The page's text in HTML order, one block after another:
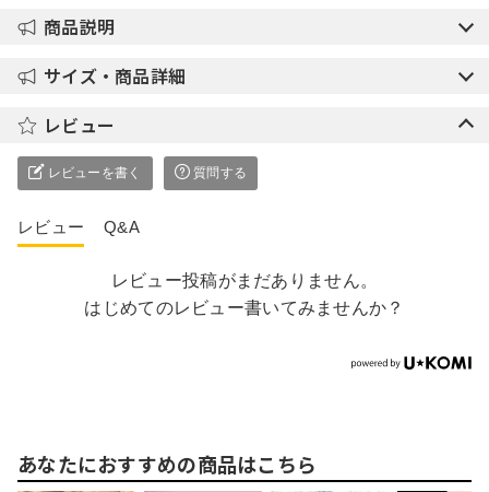
商品説明
サイズ・商品詳細
レビュー
レビューを書く 質問する
レビュー Q&A
レビュー投稿がまだありません。
はじめてのレビュー書いてみませんか？
あなたにおすすめの商品はこちら